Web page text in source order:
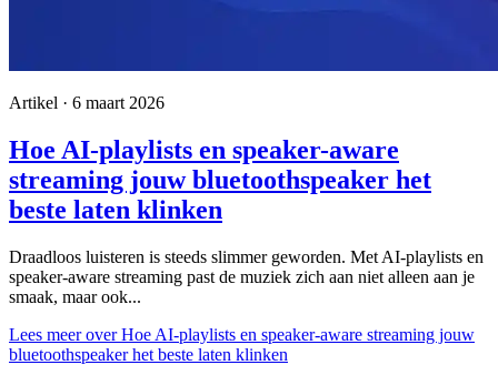
Artikel · 6 maart 2026
Hoe AI-playlists en speaker-aware
streaming jouw bluetoothspeaker het
beste laten klinken
Draadloos luisteren is steeds slimmer geworden. Met AI-playlists en
speaker-aware streaming past de muziek zich aan niet alleen aan je
smaak, maar ook...
Lees meerover Hoe AI-playlists en speaker-aware streaming jouw
bluetoothspeaker het beste laten klinken